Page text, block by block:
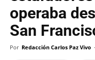
operaba
San
Por Redacción Carlos Paz Vivo -